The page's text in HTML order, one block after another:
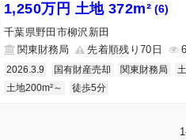
1,250万円 土地 372m² (6)
千葉県野田市柳沢新田
関東財務局
先着順残り70日
2026.3.9 国有財産売却 関東財務局
土地200m²～
徒歩5分